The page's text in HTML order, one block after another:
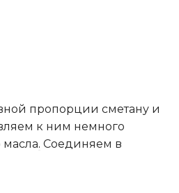
пропорции сметану и
к ним немного
масла. Соединяем в